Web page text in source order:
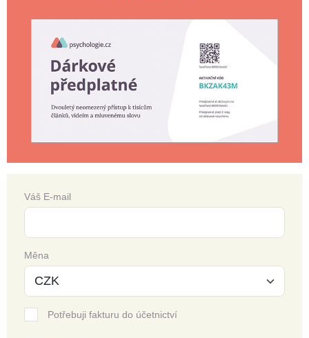
Váš E-mail
Měna
Potřebuji fakturu do účetnictví